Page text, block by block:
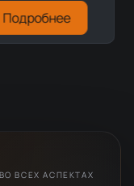
Подробнее
ВСЕХ АСПЕКТАХ